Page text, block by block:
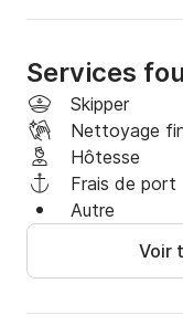
Services
Skipper
Nettoyage
Hôtesse
Frais de port
Autre
Voir